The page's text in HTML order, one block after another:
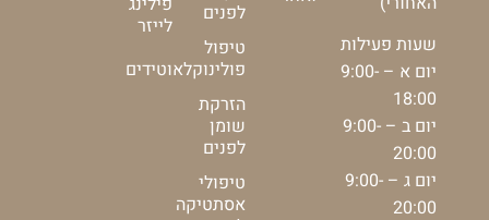
שעות פעילות
יום א – 9:00-
18:00
יום ב – 9:00-
20:00
יום ג – 9:00-
20:00
לפנים
טיפול
פולינוקלאוטידים
הזרקת
שומן
לפנים
טיפולי
אסתטיקה
לייזר